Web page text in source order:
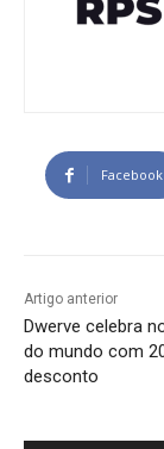
Facebook
Artigo anterior
Dwerve celebra
do mundo com
desconto